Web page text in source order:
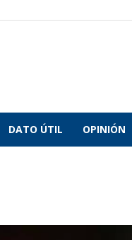
DATO ÚTIL OPINIÓN